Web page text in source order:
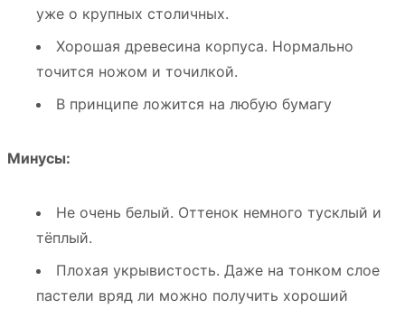
уже о крупных столичных.
Хорошая древесина корпуса. Нормально
точится ножом и точилкой.
В принципе ложится на любую бумагу
Минусы:
Не очень белый. Оттенок немного тусклый и
тёплый.
Плохая укрывистость. Даже на тонком слое
пастели вряд ли можно получить хороший